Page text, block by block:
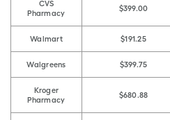
CVS
Pharmacy
$399.00
Walmart $191.25
Walgreens $399.75
Kroger
Pharmacy
$680.88